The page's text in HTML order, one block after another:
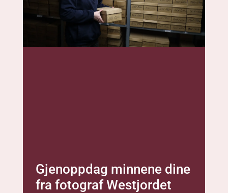
Gjenoppdag minnene dine
fra fotograf Westjordet